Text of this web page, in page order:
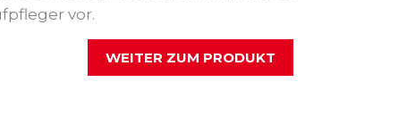
vor.
WEITER ZUM PRODUKT